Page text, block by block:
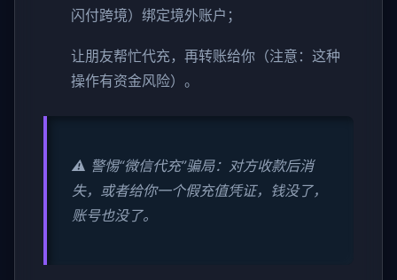
闪付跨境）绑定境外账户；
让朋友帮忙代充，再转账给你（注意：这种
操作有资金风险）。
⚠️ 警惕“微信代充”骗局：对方收款后消
失，或者给你一个假充值凭证，钱没了，
账号也没了。